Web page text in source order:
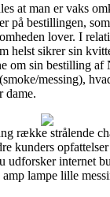
at man er vaks
på bestillingen,
lover. I
helst sikrer sin
om sin bestilling af
messing),
dame.
række strålende
kunders
udforsker internet
lampe lille